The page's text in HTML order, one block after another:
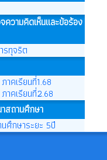
ความคิดเห็นและข้อร้อง
รทุจริต
าคเรียนที่1.68
าคเรียนที่2.68
สถานศึกษา
ศึกษาระยะ 5ปี